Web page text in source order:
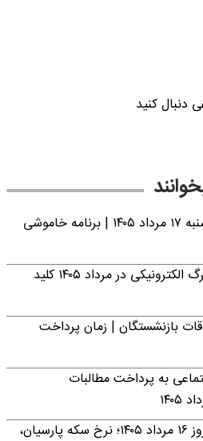
دنبال کنید
جدول قطعی برق کرمان روز شنبه ۱۷ مرداد ۱۴۰۵ | برنامه خاموشی
خبر فوری؛ افزایش اعتبار کالابرگ الکترونیکی در مرداد ۱۴۰۵ کلید
بازنشستگان | زمان پرداخت
به پرداخت مطالبات
تازه ترین قیمت طلا و دلار امروز ۱۶ مرداد ۱۴۰۵؛ نرخ سکه پارسیان،